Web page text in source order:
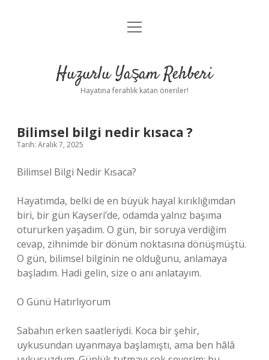
Anasayfa
Yasal Uyarı
menüyü
Huzurlu Yaşam Rehberi
Hayatına ferahlık katan öneriler!
Bilimsel bilgi nedir kısaca ?
Tarih: Aralık 7, 2025
Bilimsel Bilgi Nedir Kısaca?
Hayatımda, belki de en büyük hayal kırıklığımdan
biri, bir gün Kayseri’de, odamda yalnız başıma
otururken yaşadım. O gün, bir soruya verdiğim
cevap, zihnimde bir dönüm noktasına dönüşmüştü.
O gün, bilimsel bilginin ne olduğunu, anlamaya
başladım. Hadi gelin, size o anı anlatayım.
O Günü Hatırlıyorum
Sabahın erken saatleriydi. Koca bir şehir,
uykusundan uyanmaya başlamıştı, ama ben hâlâ